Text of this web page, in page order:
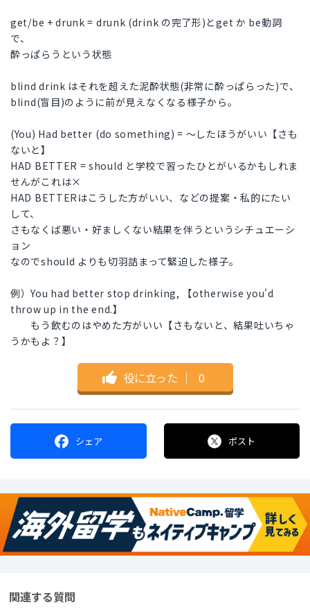
get/be + drunk = drunk (drink の完了形)とget か be動詞
で、
酔っぱらうという状態
blind drink はそれを超えた泥酔状態(非常に酔っぱらった)で、
blind(盲目)のように前が見えなくなる様子から。
(You) Had better (do something) = ～したほうがいい【さも
ないと】
HAD BETTER = should と学校で習ったひとがいるかもしれま
せんがこれは×
HAD BETTERはこうした方がいい、などの提案・私的にたい
して、
さもなくば悪い・好ましくない結果を伴うというシチュエーシ
ョン
なのでshould よりも切羽詰まって緊迫した様子。
例）You had better stop drinking, 【otherwise you'd
throw up in the end.】
もう飲むのはやめた方がいい【さもないと、結果吐いちゃ
うかもよ？】
役に立った ｜ 0
シェア ポスト
関連する質問